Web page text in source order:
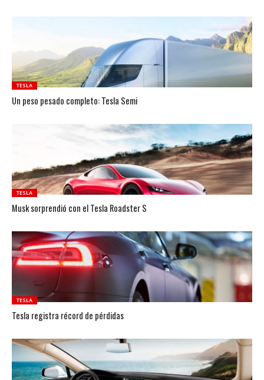
TESLA
Un peso pesado completo: Tesla Semi
TESLA
Musk sorprendió con el Tesla Roadster S
TESLA
Tesla registra récord de pérdidas